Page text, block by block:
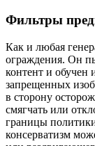
Фильтры
Как и любая
ограждения. Он
контент и обучен
запрещенных
в сторону
смягчать или
границы
консерватизм